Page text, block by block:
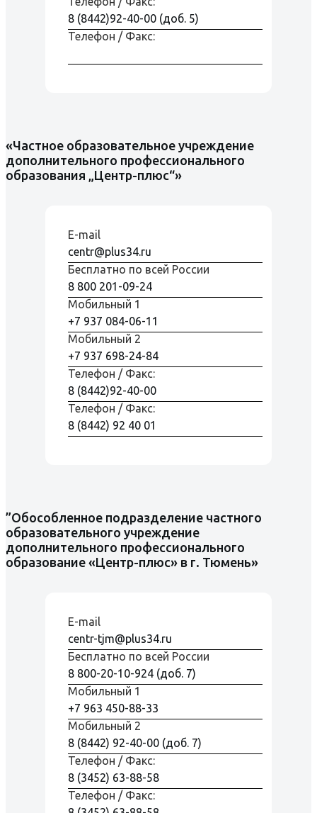
8 (8442)92-40-00 (доб. 5)
Телефон / Факс:
«Частное образовательное учреждение
дополнительного профессионального
образования „Центр-плюс“»
E-mail
centr@plus34.ru
Бесплатно по всей Росcии
8 800 201-09-24
Мобильный 1
+7 937 084-06-11
Мобильный 2
+7 937 698-24-84
Телефон / Факс:
8 (8442)92-40-00
Телефон / Факс:
8 (8442) 92 40 01
”Обособленное подразделение частного
образовательного учреждение
дополнительного профессионального
образование «Центр-плюс» в г. Тюмень»
E-mail
centr-tjm@plus34.ru
Бесплатно по всей Росcии
8 800-20-10-924 (доб. 7)
Мобильный 1
+7 963 450-88-33
Мобильный 2
8 (8442) 92-40-00 (доб. 7)
Телефон / Факс:
8 (3452) 63-88-58
Телефон / Факс: